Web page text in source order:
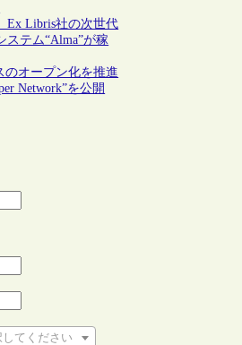
Ex Libris社の次世代
ステム“Alma”が稼
のオープン化を推進
Network”を公開
てください